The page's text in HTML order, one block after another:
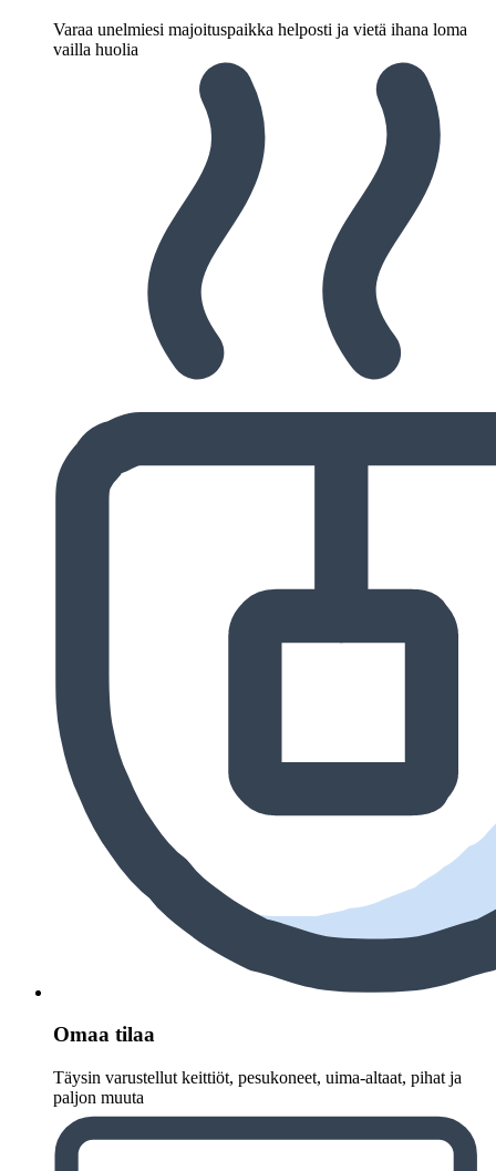
Varaa unelmiesi majoituspaikka helposti ja vietä ihana loma
vailla huolia
Omaa tilaa
Täysin varustellut keittiöt, pesukoneet, uima-altaat, pihat ja
paljon muuta